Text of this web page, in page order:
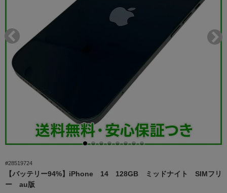
#28519724
【バッテリー94%】iPhone 14 128GB ミッドナイト SIMフリ
ー au版